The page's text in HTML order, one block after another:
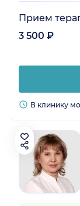
Прием
3 500 ₽
В клинику